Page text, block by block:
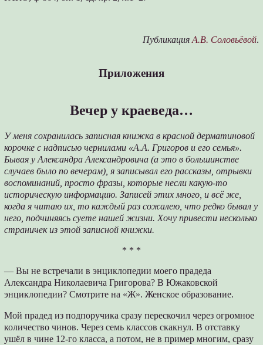
Публикация А.В. Соловьёвой.
Приложения
Вечер у краеведа…
У меня сохранилась записная книжка в красной дерматиновой
корочке с надписью чернилами «А.А. Григоров и его семья».
Бывая у Александра Александровича (а это в большинстве
случаев было по вечерам), я записывал его рассказы, отрывки
воспоминаний, просто фразы, которые несли какую-то
историческую информацию. Записей этих много, и всё же,
когда я читаю их, то каждый раз сожалею, что редко бывал у
него, подчиняясь суете нашей жизни. Хочу привести несколько
страничек из этой записной книжки.
* * *
— Вы не встречали в энциклопедии моего прадеда
Александра Николаевича Григорова? В Южаковской
энциклопедии? Смотрите на «Ж». Женское образование.
Мой прадед из подпоручика сразу перескочил через огромное
количество чинов. Через семь классов скакнул. В отставку
ушёл в чине 12-го класса, а потом, не в пример многим, сразу